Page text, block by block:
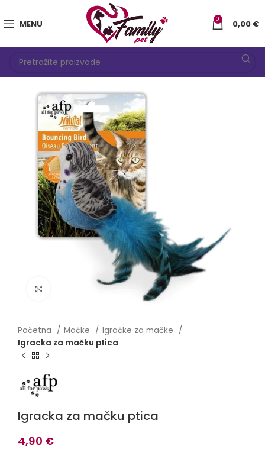
MENU 0 0,00 €
Click to enlarge
Početna Mačke
Igračke za mačke
Igracka za mačku ptica
Igracka za mačku ptica
4,90 €